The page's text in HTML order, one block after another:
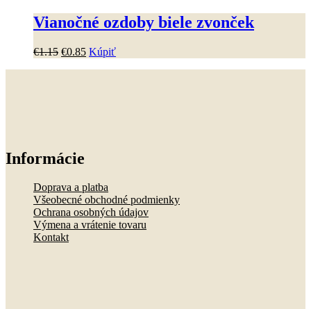
€1. 15.€0. 85 .
Vianočné ozdoby biele zvonček
€1.15 Pôvodná
€0.85Aktuálna
Kúpiť
Informácie
Doprava a platba
Všeobecné obchodné podmienky
Ochrana osobných údajov
Výmena a vrátenie tovaru
Kontakt